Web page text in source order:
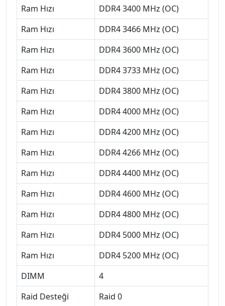
Ram Hızı
DDR4 3400 MHz (OC)
Ram Hızı
DDR4 3466 MHz (OC)
Ram Hızı
DDR4 3600 MHz (OC)
Ram Hızı
DDR4 3733 MHz (OC)
Ram Hızı
DDR4 3800 MHz (OC)
Ram Hızı
DDR4 4000 MHz (OC)
Ram Hızı
DDR4 4200 MHz (OC)
Ram Hızı
DDR4 4266 MHz (OC)
Ram Hızı
DDR4 4400 MHz (OC)
Ram Hızı
DDR4 4600 MHz (OC)
Ram Hızı
DDR4 4800 MHz (OC)
Ram Hızı
DDR4 5000 MHz (OC)
Ram Hızı
DDR4 5200 MHz (OC)
DIMM
4
Raid Desteği
Raid 0